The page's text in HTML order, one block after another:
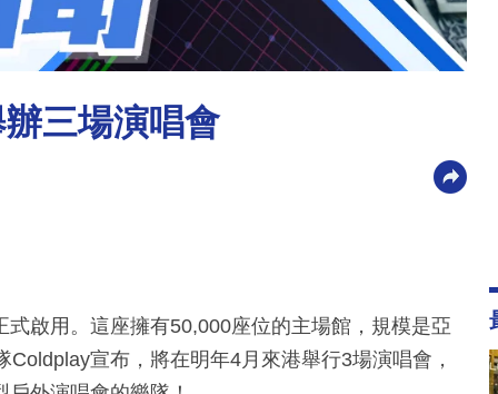
三場演唱會
啟用。這座擁有50,000座位的主場館，規模是亞
宣布，將在明年4月來港舉行3場演唱會，